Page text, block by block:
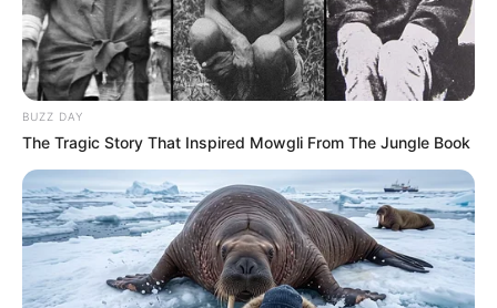
BUZZ DAY
The Tragic Story That Inspired Mowgli From The Jungle Book